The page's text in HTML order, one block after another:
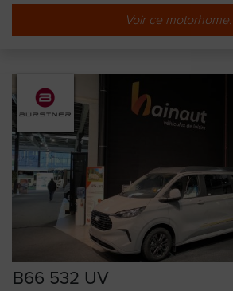
Voir ce motorhome.
B66 532 UV